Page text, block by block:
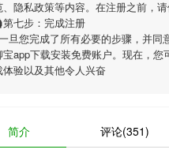
、隐私政策等内容。在注册之前，
第七步：完成注册
一旦您完成了所有必要的步骤，并同
宝app下载安装免费账户。现在，您
体验以及其他令人兴奋
简介 评论(351)